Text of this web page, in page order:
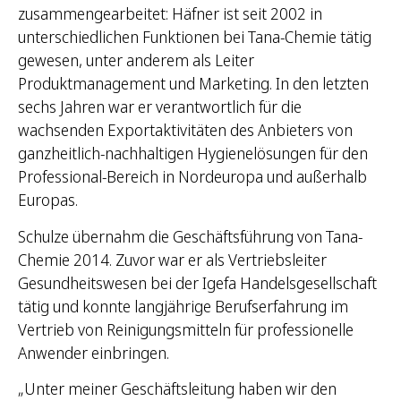
zusammengearbeitet: Häfner ist seit 2002 in
unterschiedlichen Funktionen bei Tana-Chemie tätig
gewesen, unter anderem als Leiter
Produktmanagement und Marketing. In den letzten
sechs Jahren war er verantwortlich für die
wachsenden Exportaktivitäten des Anbieters von
ganzheitlich-nachhaltigen Hygienelösungen für den
Professional-Bereich in Nordeuropa und außerhalb
Europas.
Schulze übernahm die Geschäftsführung von Tana-
Chemie 2014. Zuvor war er als Vertriebsleiter
Gesundheitswesen bei der Igefa Handelsgesellschaft
tätig und konnte langjährige Berufserfahrung im
Vertrieb von Reinigungsmitteln für professionelle
Anwender einbringen.
„Unter meiner Geschäftsleitung haben wir den